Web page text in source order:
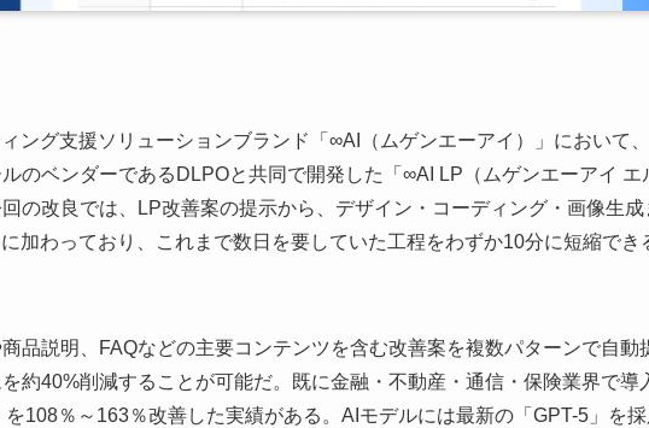
ング支援ソリューションブランド「∞AI（ムゲンエーアイ）」において、
のベンダーであるDLPOと共同で開発した「∞AI LP（ムゲンエーアイ エ
の改良では、LP改善案の提示から、デザイン・コーディング・画像生成
加わっており、これまで数日を要していた工程をわずか10分に短縮でき
品説明、FAQなどの主要コンテンツを含む改善案を複数パターンで自動
約40%削減することが可能だ。既に金融・不動産・通信・保険業界で導
108％～163％改善した実績がある。AIモデルには最新の「GPT-5」を